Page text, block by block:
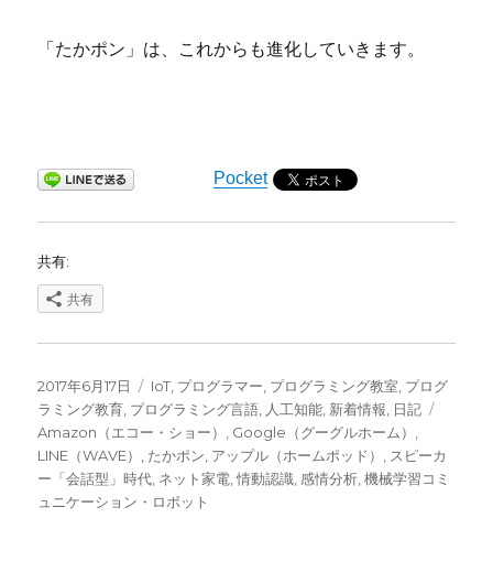
「たかポン」は、これからも進化していきます。
Pocket
共有:
共有
投
稿
日:
2017年6月17日
カ
テ
ゴ
リ
ー
IoT プログラマー プログラミング教室 プログ
ラミング教育 プログラミング言語 人工知能 新着情報 日記
Amazon（エコー・ショー） Google（グーグルホーム）
LINE（WAVE）
たかポン アップル（ホームポッド）
スピーカ
ー「会話型」時代 ネット家電 ,情動認識 感情分析 ,機械学習コミ
ュニケーション・ロボット